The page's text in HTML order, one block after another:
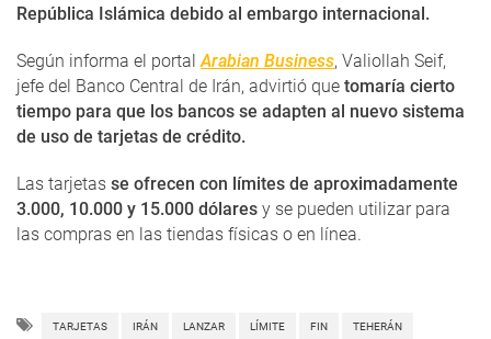
República Islámica debido al embargo internacional.
Según informa el portal Arabian Business, Valiollah Seif,
jefe del Banco Central de Irán, advirtió que tomaría cierto
tiempo para que los bancos se adapten al nuevo sistema
de uso de tarjetas de crédito.
Las tarjetas se ofrecen con límites de aproximadamente
3.000, 10.000 y 15.000 dólares y se pueden utilizar para
las compras en las tiendas físicas o en línea.
TARJETAS IRÁN LANZAR LÍMITE FIN TEHERÁN